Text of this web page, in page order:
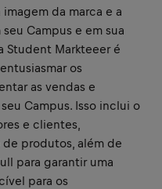
da marca e a
Campus e em sua
Student Markteeer é
os
as vendas e
Campus. Isso inclui o
e clientes,
produtos, além de
para garantir uma
para os